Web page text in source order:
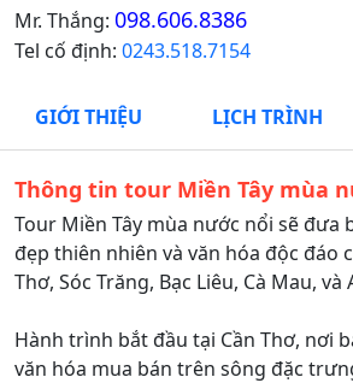
Mr. Thắng: 098.606.8386
Tel cố định: 0243.518.7154
GIỚI THIỆU LỊCH TRÌNH
Thông tin tour Miền Tây mùa
Tour Miền Tây mùa nước nổi sẽ đưa
đẹp thiên nhiên và văn hóa độc đáo
Thơ, Sóc Trăng, Bạc Liêu, Cà Mau, và
Hành trình bắt đầu tại Cần Thơ, nơi
văn hóa mua bán trên sông đặc